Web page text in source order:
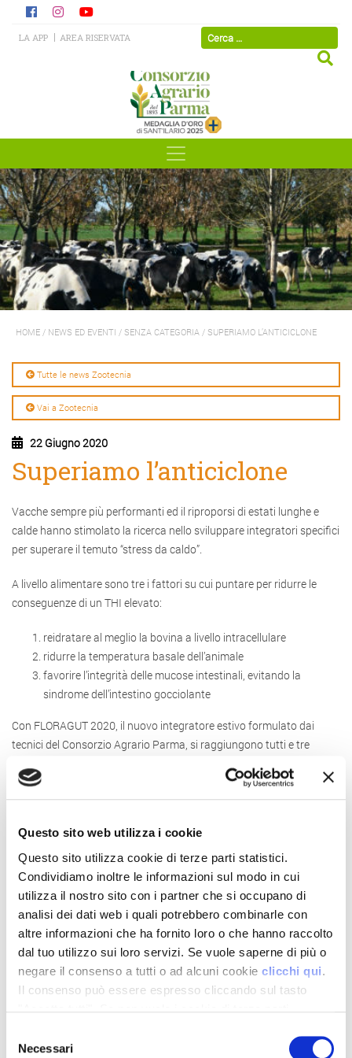
Questo sito web utilizza i cookie
Questo sito utilizza cookie di terze parti statistici.
Condividiamo inoltre le informazioni sul modo in cui
utilizza il nostro sito con i partner che si occupano di
analisi dei dati web i quali potrebbero combinarle con
altre informazioni che ha fornito loro o che hanno raccolto
dal tuo utilizzo sui loro servizi. Se vuole saperne di più o
negare il consenso a tutti o ad alcuni cookie clicchi qui.
Il consenso può essere espresso cliccando sul tasto
delNecessari
LA APP AREA RISERVATA
HOME / NEWS ED EVENTI / SENZA CATEGORIA / SUPERIAMO L’ANTICICLONE
Tutte le news Zootecnia
Vai a Zootecnia
22 Giugno 2020
Superiamo l’anticiclone
Vacche sempre più performanti ed il riproporsi di estati lunghe e
calde hanno stimolato la ricerca nello sviluppare integratori specifici
per superare il temuto “stress da caldo”.
A livello alimentare sono tre i fattori su cui puntare per ridurre le
conseguenze di un THI elevato:
reidratare al meglio la bovina a livello intracellulare
ridurre la temperatura basale dell’animale
favorire l’integrità delle mucose intestinali, evitando la
sindrome dell’intestino gocciolante
Con FLORAGUT 2020, il nuovo integratore estivo formulato dai
tecnici del Consorzio Agrario Parma, si raggiungono tutti e tre
FLORAGUT 2020 è un prodotto in pellet disponibile in sacchi da 25
grammi/capo/giorno.
Per ulteriori informazioni recatevi presso le nostre agenzie o
rivolgetevi al nostro servizio tecnico.
Altre Notizie